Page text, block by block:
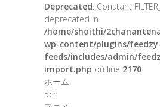
Deprecated: Constant
deprecated in
/home/shoithi/
wp-content/plugins/
feeds/includes/admin/
import.php on line 2170
ホーム
5ch